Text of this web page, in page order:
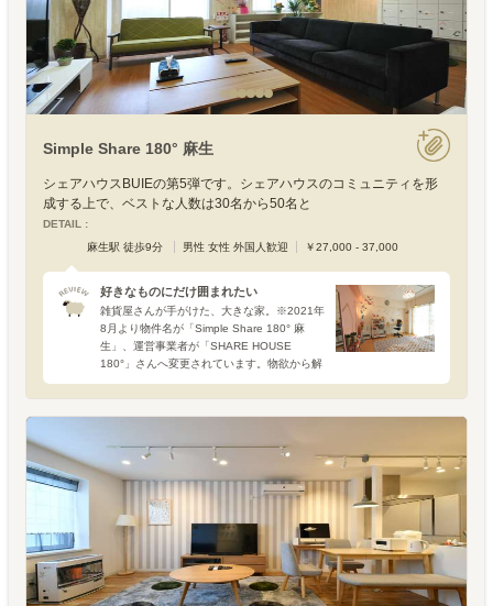
Simple Share 180° 麻生
シェアハウスBUIEの第5弾です。シェアハウスのコミュニティを形
成する上で、ベストな人数は30名から50名と
DETAIL :
麻生駅 徒歩9分
男性 女性 外国人歓迎 ￥27,000 - 37,000
好きなものにだけ囲まれたい
雑貨屋さんが手がけた、大きな家。※2021年
8月より物件名が「Simple Share 180° 麻
生」、運営事業者が「SHARE HOUSE
180°」さんへ変更されています。物欲から解
くさんの雑貨をゴチャ混ぜにしたよ